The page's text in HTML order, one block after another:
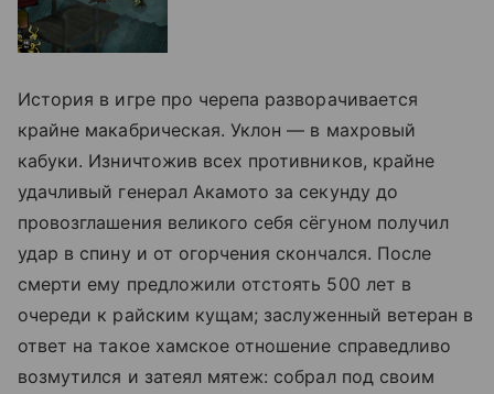
История в игре про черепа разворачивается
крайне макабрическая. Уклон — в махровый
кабуки. Изничтожив всех противников, крайне
удачливый генерал Акамото за секунду до
провозглашения великого себя сёгуном получил
удар в спину и от огорчения скончался. После
смерти ему предложили отстоять 500 лет в
очереди к райским кущам; заслуженный ветеран в
ответ на такое хамское отношение справедливо
возмутился и затеял мятеж: собрал под своим